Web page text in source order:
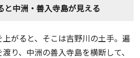
と中洲・善入寺島が見える
がると、そこは吉野川の土手。遍
り、中洲の善入寺島を横断して、